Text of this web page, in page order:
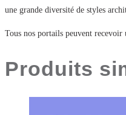
une grande diversité de styles
Tous nos portails peuvent recevoir
Produits